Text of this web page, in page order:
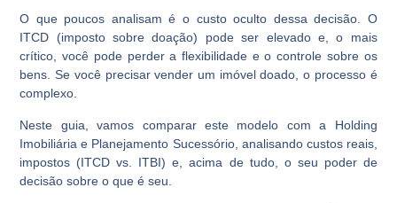
O que poucos analisam é o custo oculto dessa decisão. O
ITCD (imposto sobre doação) pode ser elevado e, o mais
crítico, você pode perder a flexibilidade e o controle sobre os
bens. Se você precisar vender um imóvel doado, o processo é
complexo.
Neste guia, vamos comparar este modelo com a Holding
Imobiliária e Planejamento Sucessório, analisando custos reais,
impostos (ITCD vs. ITBI) e, acima de tudo, o seu poder de
decisão sobre o que é seu.